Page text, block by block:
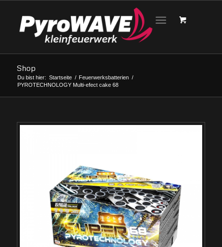
Shop
Du bist hier: Startseite / Feuerwerksbatterien /
PYROTECHNOLOGY Multi-efect cake 68